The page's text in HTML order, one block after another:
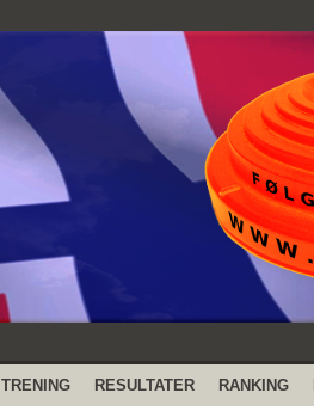
TRENING RESULTATER RANKING